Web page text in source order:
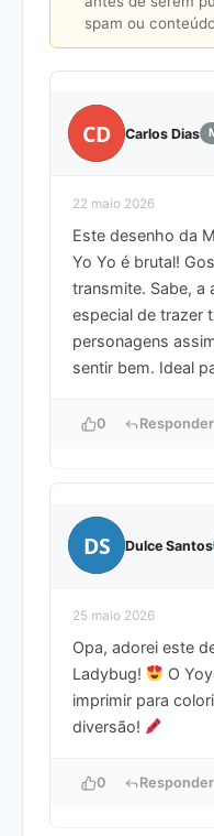
spam ou
CD Carlos Dias
22 maio 2026
Este desenho da
Yo Yo é brutal!
transmite. Sabe, a
especial de trazer
personagens
sentir bem. Ideal
0 Responder
DS Dulce Santos
25 maio 2026
Opa, adorei este
Ladybug!
O
imprimir para
diversão!
0 Responder